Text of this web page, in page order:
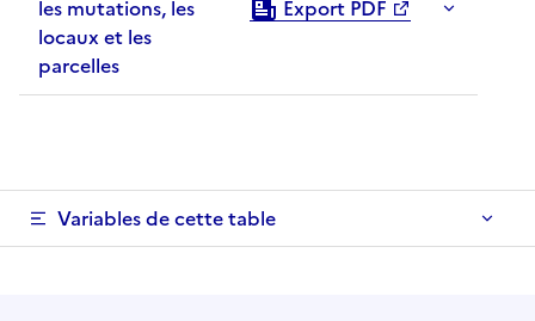
les mutations, les
locaux et les
parcelles
Export PDF
Variables de cette table